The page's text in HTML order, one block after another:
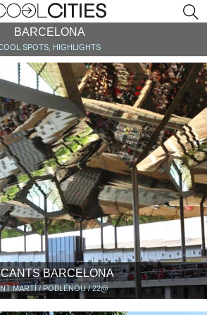
BARCELONA
SPOTS, HIGHLIGHTS
BARCELONA
MARTÍ / POBLENOU / 22@